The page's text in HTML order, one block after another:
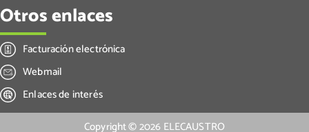
Otros enlaces
Facturación electrónica
Webmail
Enlaces de interés
Copyright ©2026 ELECAUSTRO